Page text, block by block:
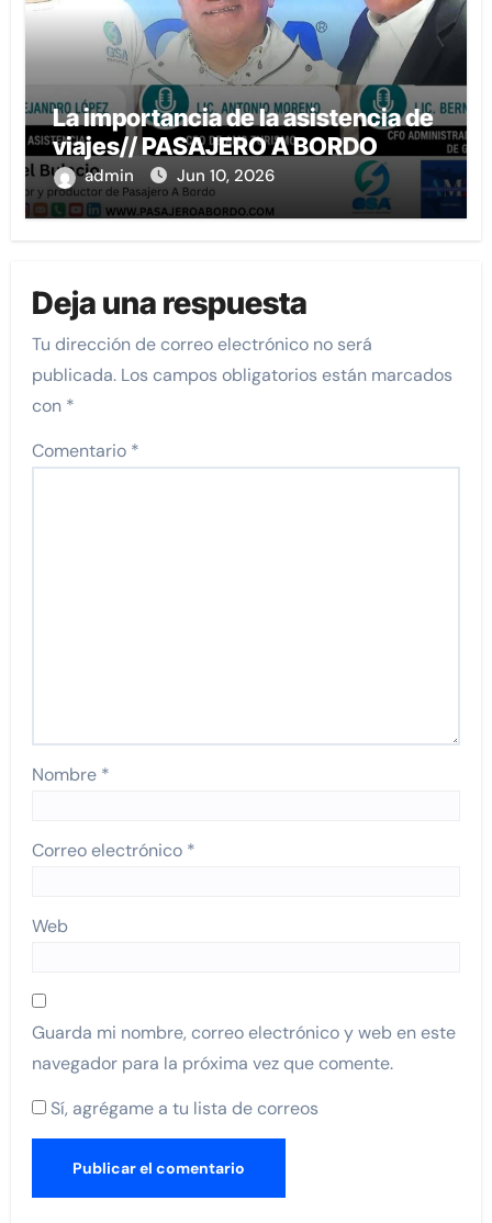
La importancia de la asistencia de
viajes// PASAJERO A BORDO
admin Jun 10, 2026
Deja una respuesta
Tu dirección de correo electrónico no será
publicada. Los campos obligatorios están marcados
con *
Comentario *
Nombre *
Correo electrónico *
Web
Guarda mi nombre, correo electrónico y web en este
navegador para la próxima vez que comente.
Sí, agrégame a tu lista de correos